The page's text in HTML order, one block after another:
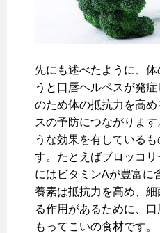
先にも述べたように、
うと口唇ヘルペスが発
のため体の抵抗力を高
スの予防につながりま
うな効果を有している
す。たとえばブロッコ
にはビタミンAが豊富に
養素は抵抗力を高め、
る作用があるために、
もってこいの食材です。